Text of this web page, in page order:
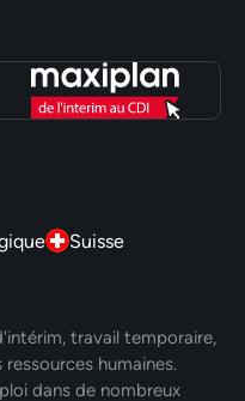
Suisse
travail temporaire,
humaines.
dans de nombreux